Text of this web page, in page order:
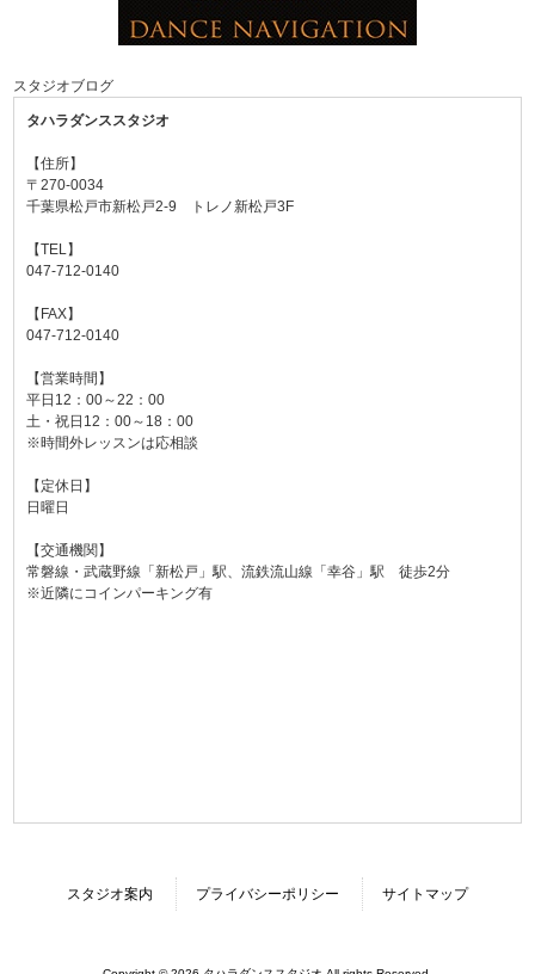
スタジオブログ
タハラダンススタジオ
【住所】
〒270-0034
千葉県松戸市新松戸2-9 トレノ新松戸3F
【TEL】
047-712-0140
【FAX】
047-712-0140
【営業時間】
平日12：00～22：00
土・祝日12：00～18：00
※時間外レッスンは応相談
【定休日】
日曜日
【交通機関】
常磐線・武蔵野線「新松戸」駅、流鉄流山線「幸谷」駅 徒歩2分
※近隣にコインパーキング有
スタジオ案内 プライバシーポリシー サイトマップ